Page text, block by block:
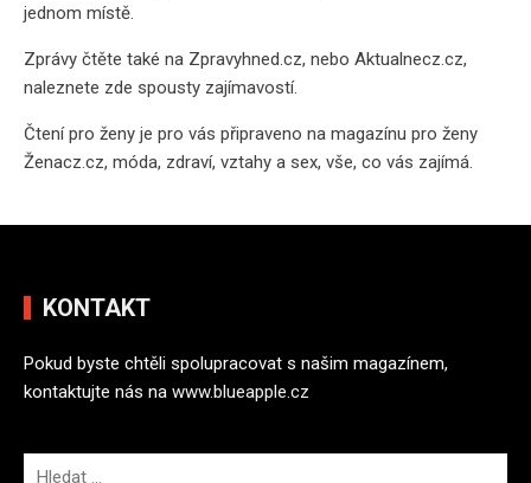
jednom místě.
Zprávy čtěte také na Zpravyhned.cz, nebo Aktualnecz.cz,
naleznete zde spousty zajímavostí.
Čtení pro ženy je pro vás připraveno na magazínu pro ženy
Ženacz.cz, móda, zdraví, vztahy a sex, vše, co vás zajímá.
KONTAKT
Pokud byste chtěli spolupracovat s našim magazínem,
kontaktujte nás na www.blueapple.cz